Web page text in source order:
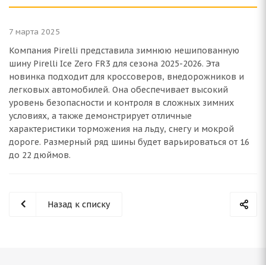
7 марта 2025
Компания Pirelli представила зимнюю нешипованную
шину Pirelli Ice Zero FR3 для сезона 2025-2026. Эта
новинка подходит для кроссоверов, внедорожников и
легковых автомобилей. Она обеспечивает высокий
уровень безопасности и контроля в сложных зимних
условиях, а также демонстрирует отличные
характеристики торможения на льду, снегу и мокрой
дороге. Размерный ряд шины будет варьироваться от 16
до 22 дюймов.
Назад к списку